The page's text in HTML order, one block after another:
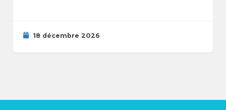
18 décembre 2026